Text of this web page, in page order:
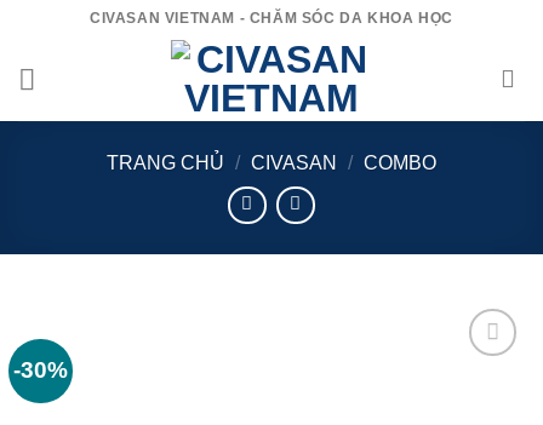
nội
CIVASAN VIETNAM - CHĂM SÓC DA KHOA HỌC
TRANG CHỦ / CIVASAN / COMBO
-30%